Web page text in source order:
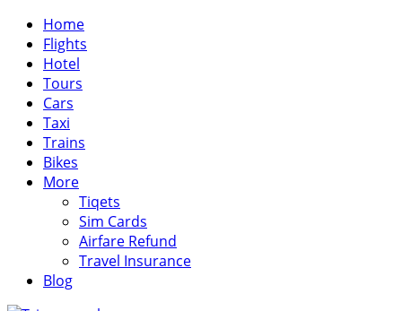
Home
Flights
Hotel
Tours
Cars
Taxi
Trains
Bikes
More
Tiqets
Sim Cards
Airfare Refund
Travel Insurance
Blog